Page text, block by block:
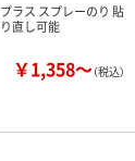
プラス スプレーのり 貼
り直し可能
￥1,358～（税込）